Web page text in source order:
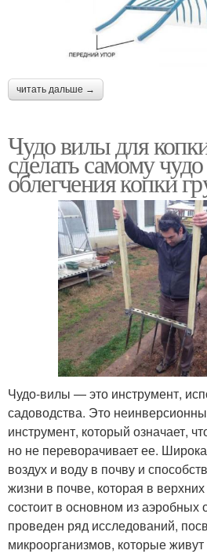
читать дальше →
Чудо вилы для
сделать самому
облегчения копки
Чудо-вилы — это инструмент,
садоводства. Это
инструмент, который означает,
но не переворачивает ее.
воздух и воду в почву и
жизни в почве, которая в
состоит в основном из аэробных
проведен ряд исследований,
микроорганизмов, которые